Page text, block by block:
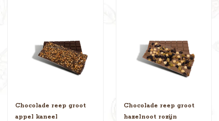
Chocolade reep groot
appel kaneel
Chocolade reep groot
hazelnoot rozijn